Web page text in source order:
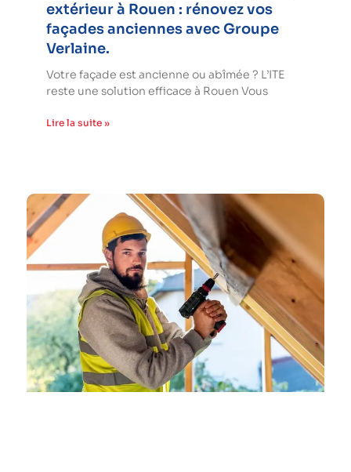
extérieur à Rouen : rénovez vos
façades anciennes avec Groupe
Verlaine.
Votre façade est ancienne ou abîmée ? L’ITE
reste une solution efficace à Rouen Vous
Lire la suite »